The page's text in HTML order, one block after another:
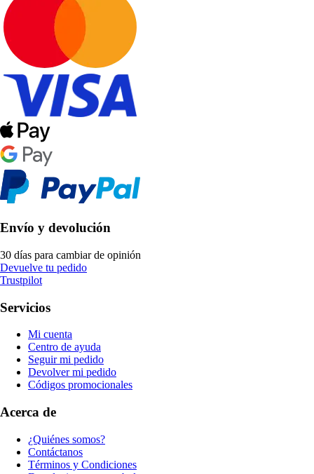
Envío y devolución
30 días para cambiar de opinión
Devuelve tu pedido
Trustpilot
Servicios
Mi cuenta
Centro de ayuda
Seguir mi pedido
Devolver mi pedido
Códigos promocionales
Acerca de
¿Quiénes somos?
Contáctanos
Términos y Condiciones